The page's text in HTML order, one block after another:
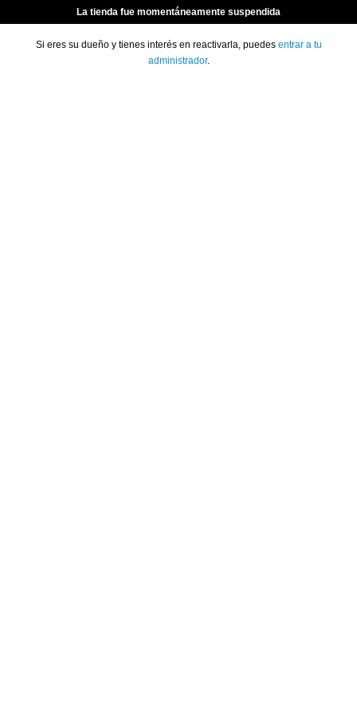
La tienda fue momentáneamente suspendida
Si eres su dueño y tienes interés en reactivarla, puedes entrar a tu
administrador.